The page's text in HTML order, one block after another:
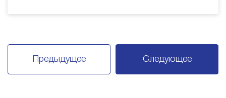
Предыдущее Следующее